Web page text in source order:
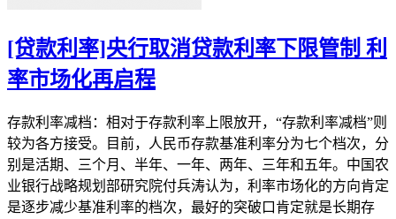
[贷款利率]央行取消贷款利率下限管制 利
率市场化再启程
存款利率减档：相对于存款利率上限放开，“存款利率减档”则
较为各方接受。目前，人民币存款基准利率分为七个档次，分
别是活期、三个月、半年、一年、两年、三年和五年。中国农
业银行战略规划部研究院付兵涛认为，利率市场化的方向肯定
是逐步减少基准利率的档次，最好的突破口肯定就是长期存